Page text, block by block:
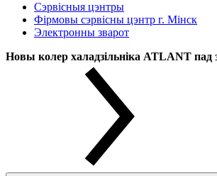
Сэрвісныя цэнтры
Фірмовы сэрвісны цэнтр г. Мінск
Электронны зварот
Новы колер халадзільніка ATLANT пад